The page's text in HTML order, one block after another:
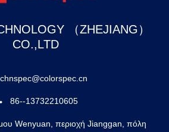
（ZHEJIANG）
CO.,LTD
chnspec@colorspec.cn
86--13732210605
Wenyuan, περιοχή Jianggan, πόλη